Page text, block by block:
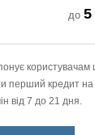
до 5
користувачам
перший кредит на
від 7 до 21 дня.